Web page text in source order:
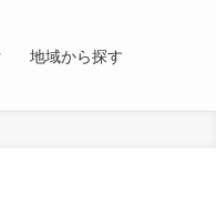
地域から探す